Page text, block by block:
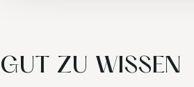
GUT ZU WISSEN